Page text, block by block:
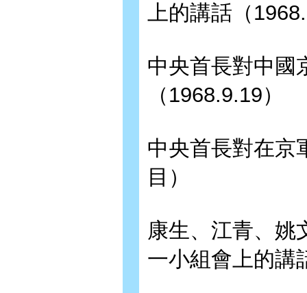
上的講話（
中央首長對中國
（1968.9.19）
中央首長對在京
目）
康生、江青、姚
一小組會上的講